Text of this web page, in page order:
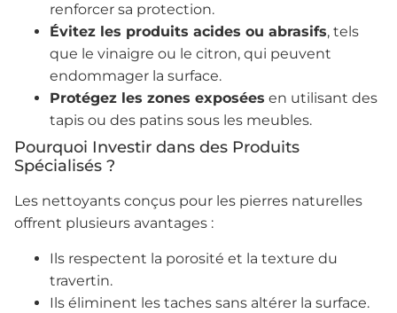
renforcer sa protection.
Évitez les produits acides ou abrasifs, tels
que le vinaigre ou le citron, qui peuvent
endommager la surface.
Protégez les zones exposées en utilisant des
tapis ou des patins sous les meubles.
Pourquoi Investir dans des Produits
Spécialisés ?
Les nettoyants conçus pour les pierres naturelles
offrent plusieurs avantages :
Ils respectent la porosité et la texture du
travertin.
Ils éliminent les taches sans altérer la surface.